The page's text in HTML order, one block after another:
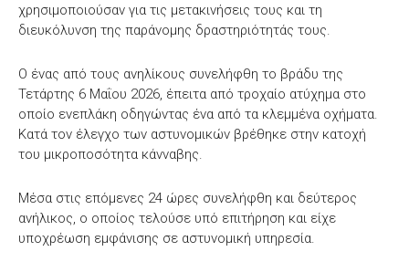
χρησιμοποιούσαν για τις μετακινήσεις τους και τη
διευκόλυνση της παράνομης δραστηριότητάς τους.
Ο ένας από τους ανηλίκους συνελήφθη το βράδυ της
Τετάρτης 6 Μαΐου 2026, έπειτα από τροχαίο ατύχημα στο
οποίο ενεπλάκη οδηγώντας ένα από τα κλεμμένα οχήματα.
Κατά τον έλεγχο των αστυνομικών βρέθηκε στην κατοχή
του μικροποσότητα κάνναβης.
Μέσα στις επόμενες 24 ώρες συνελήφθη και δεύτερος
ανήλικος, ο οποίος τελούσε υπό επιτήρηση και είχε
υποχρέωση εμφάνισης σε αστυνομική υπηρεσία.